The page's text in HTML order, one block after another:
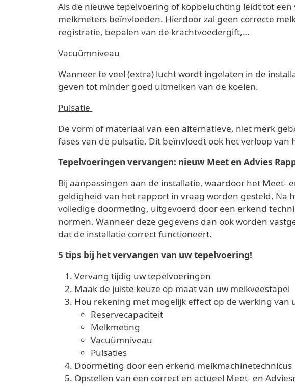
Als de nieuwe tepelvoering of kopbeluchting leidt tot
melkmeters beïnvloeden. Hierdoor zal geen correcte
registratie, bepalen van de krachtvoedergift,…
Vacuümniveau
Wanneer te veel (extra) lucht wordt ingelaten in de
geven tot minder goed uitmelken van de koeien.
Pulsatie
De vorm of materiaal van een alternatieve, niet merk
fases van de pulsatie. Dit beïnvloedt ook het verloop van
Tepelvoeringen vervangen: nieuw Meet en Advies
Bij aanpassingen aan de installatie, waardoor het
geldigheid van het rapport in vraag worden gesteld. Na
volledige doormeting, uitgevoerd door een erkend
normen. Wanneer deze gegevens dan ook worden
dat de installatie correct functioneert.
5 tips bij het vervangen van uw tepelvoering!
Vervang tijdig uw tepelvoeringen
Maak de juiste keuze op maat van uw melkveestapel
Hou rekening met mogelijk effect op de werking van
Reservecapaciteit
Melkmeting
Vacuümniveau
Pulsaties
Doormeting door een erkend melkmachinetechnicus
Opstellen van een correct en actueel Meet- en